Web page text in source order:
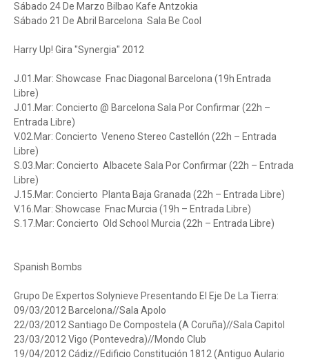
Sábado 24 De Marzo Bilbao Kafe Antzokia
Sábado 21 De Abril Barcelona Sala Be Cool
Harry Up! Gira "Synergia" 2012
J.01.Mar: Showcase Fnac Diagonal Barcelona (19h Entrada
Libre)
J.01.Mar: Concierto @ Barcelona Sala Por Confirmar (22h –
Entrada Libre)
V.02.Mar: Concierto Veneno Stereo Castellón (22h – Entrada
Libre)
S.03.Mar: Concierto Albacete Sala Por Confirmar (22h – Entrada
Libre)
J.15.Mar: Concierto Planta Baja Granada (22h – Entrada Libre)
V.16.Mar: Showcase Fnac Murcia (19h – Entrada Libre)
S.17.Mar: Concierto Old School Murcia (22h – Entrada Libre)
Spanish Bombs
Grupo De Expertos Solynieve Presentando El Eje De La Tierra:
09/03/2012 Barcelona//Sala Apolo
22/03/2012 Santiago De Compostela (A Coruña)//Sala Capitol
23/03/2012 Vigo (Pontevedra)//Mondo Club
19/04/2012 Cádiz//Edificio Constitución 1812 (Antiguo Aulario